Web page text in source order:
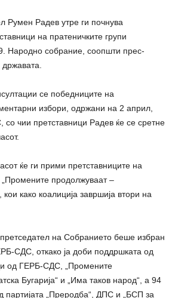
Румен Радев утре ги почнува
на пратеничките групи
Народно собрание, соопшти прес-
се победниците на
избори, одржани на 2 април,
чии претставници Радев ќе се сретне
ќе ги прими претставниците на
„Промените продолжуваат –
кои како коалиција завршија втори на
на Собранието беше избран
СДС, откако ја доби поддршката од
од ГЕРБ-СДС, „Промените
Бугарија“ и „Има таков народ“, а 94
партијата „Преродба“, ДПС и „БСП за